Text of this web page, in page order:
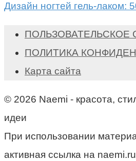
Дизайн ногтей гель-лаком:
ПОЛЬЗОВАТЕЛЬСКОЕ
ПОЛИТИКА
Карта сайта
© 2026 Naemi - красота,
идеи
При использовании
активная ссылка на